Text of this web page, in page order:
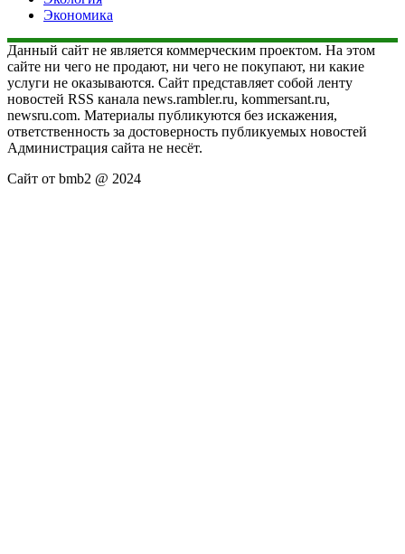
Экономика
Данный сайт не является коммерческим проектом. На этом
сайте ни чего не продают, ни чего не покупают, ни какие
услуги не оказываются. Сайт представляет собой ленту
новостей RSS канала news.rambler.ru, kommersant.ru,
newsru.com. Материалы публикуются без искажения,
ответственность за достоверность публикуемых новостей
Администрация сайта не несёт.
Сайт от bmb2 @ 2024